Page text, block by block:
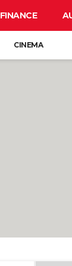
FINANCE
CINEMA